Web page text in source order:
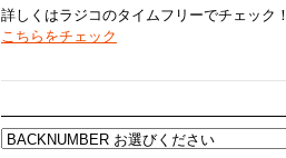
詳しくはラジコのタイムフリーでチェック！
こちらをチェック